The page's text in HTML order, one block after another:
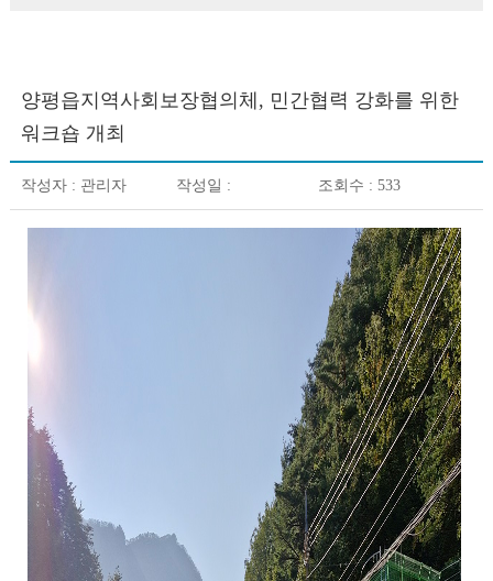
양평읍지역사회보장협의체, 민간협력 강화를 위한
워크숍 개최
작성자 : 관리자 작성일 : 조회수 : 533